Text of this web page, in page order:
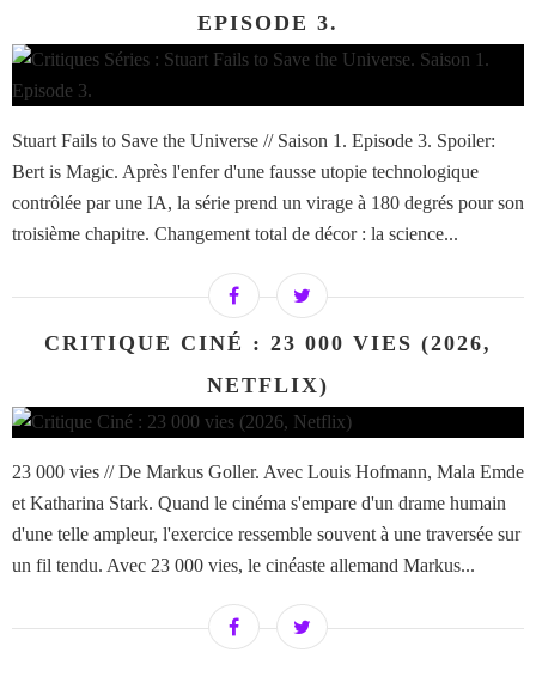
EPISODE 3.
Stuart Fails to Save the Universe // Saison 1. Episode 3. Spoiler:
Bert is Magic. Après l'enfer d'une fausse utopie technologique
contrôlée par une IA, la série prend un virage à 180 degrés pour son
troisième chapitre. Changement total de décor : la science...
CRITIQUE CINÉ : 23 000 VIES (2026,
NETFLIX)
23 000 vies // De Markus Goller. Avec Louis Hofmann, Mala Emde
et Katharina Stark. Quand le cinéma s'empare d'un drame humain
d'une telle ampleur, l'exercice ressemble souvent à une traversée sur
un fil tendu. Avec 23 000 vies, le cinéaste allemand Markus...